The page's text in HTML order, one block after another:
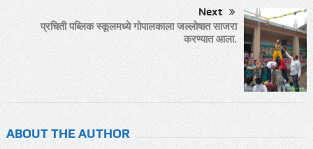
Next
प्रचिती पब्लिक स्कूलमध्ये गोपालकाला जल्लोषात साजरा
करण्यात आला.
ABOUT THE AUTHOR